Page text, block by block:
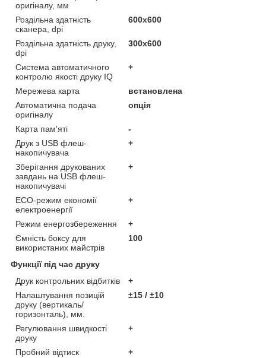
оригіналу, мм
Роздільна здатність
сканера, dpi
600х600
Роздільна здатність друку,
dpi
300x600
Система автоматичного
контролю якості друку IQ
+
Мережева карта
встановлена
Автоматична подача
оригіналу
опція
Карта пам'яті
-
Друк з USB флеш-
накопичувача
+
Зберігання друкованих
завдань на USB флеш-
накопичувачі
+
ECO-режим економії
електроенергії
+
Режим енергозбереження
+
Ємність боксу для
використаних майстрів
100
Функції під час друку
Друк контрольних відбитків
+
Налаштування позицій
друку (вертикаль/
горизонталь), мм.
±15 / ±10
Регулювання швидкості
друку
+
Пробний відтиск
+